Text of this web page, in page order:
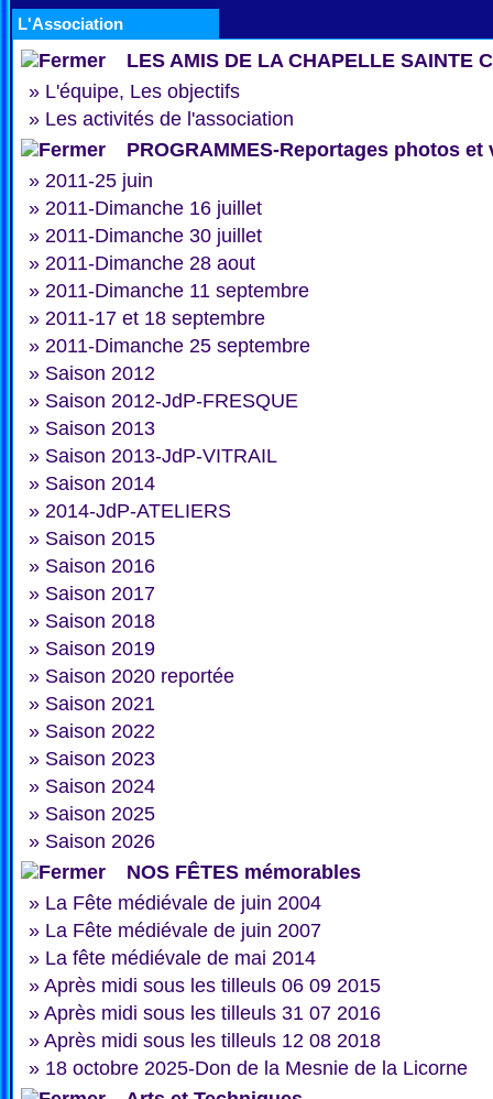
L'Association
LES AMIS DE LA CHAPELLE SAINTE
» L'équipe, Les objectifs
» Les activités de l'association
PROGRAMMES-Reportages photos et
» 2011-25 juin
» 2011-Dimanche 16 juillet
» 2011-Dimanche 30 juillet
» 2011-Dimanche 28 aout
» 2011-Dimanche 11 septembre
» 2011-17 et 18 septembre
» 2011-Dimanche 25 septembre
» Saison 2012
» Saison 2012-JdP-FRESQUE
» Saison 2013
» Saison 2013-JdP-VITRAIL
» Saison 2014
» 2014-JdP-ATELIERS
» Saison 2015
» Saison 2016
» Saison 2017
» Saison 2018
» Saison 2019
» Saison 2020 reportée
» Saison 2021
» Saison 2022
» Saison 2023
» Saison 2024
» Saison 2025
» Saison 2026
NOS FÊTES mémorables
» La Fête médiévale de juin 2004
» La Fête médiévale de juin 2007
» La fête médiévale de mai 2014
» Après midi sous les tilleuls 06 09 2015
» Après midi sous les tilleuls 31 07 2016
» Après midi sous les tilleuls 12 08 2018
» 18 octobre 2025-Don de la Mesnie de la Licorne